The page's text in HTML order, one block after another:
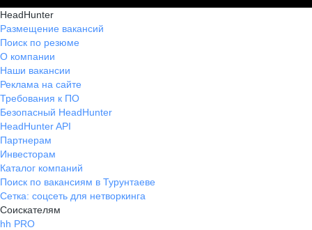
HeadHunter
Размещение вакансий
Поиск по резюме
О компании
Наши вакансии
Реклама на сайте
Требования к ПО
Безопасный HeadHunter
HeadHunter API
Партнерам
Инвесторам
Каталог компаний
Поиск по вакансиям в Турунтаеве
Сетка: соцсеть для нетворкинга
Соискателям
hh PRO